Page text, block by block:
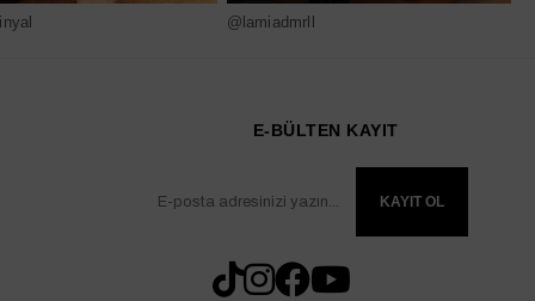
@lamiadmrll
E-BÜLTEN KAYIT
KAYIT OL